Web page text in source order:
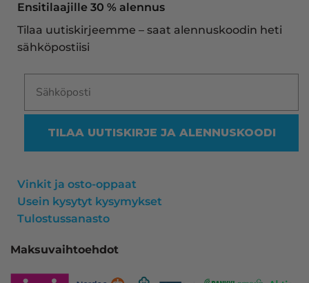
ollut mitään moitittavaa! Lämmin suositus!
Ensitilaajille 30 % alennus
Tilaa uutiskirjeemme – saat alennuskoodin heti
sähköpostiisi
TILAA UUTISKIRJE JA ALENNUSKOODI
Vinkit ja osto-oppaat
Usein kysytyt kysymykset
Tulostussanasto
Maksuvaihtoehdot